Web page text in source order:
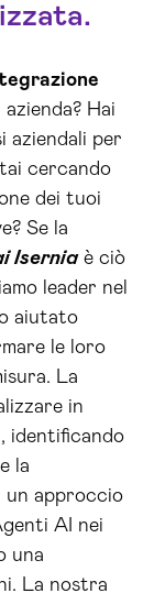
Hai
aziendali per
cercando
dei tuoi
Se la
Iserniaè ciò
leader nel
aiutato
le loro
La
in
identificando
la
un approccio
AI nei
una
La nostra